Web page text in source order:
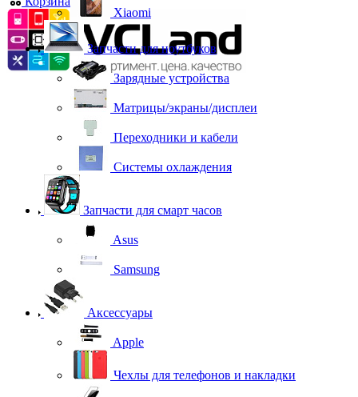
Xiaomi
Запчасти для ноутбуков
Зарядные устройства
Матрицы/экраны/дисплеи
Переходники и кабели
Системы охлаждения
Запчасти для смарт часов
Asus
Samsung
Аксессуары
Apple
Чехлы для телефонов и накладки